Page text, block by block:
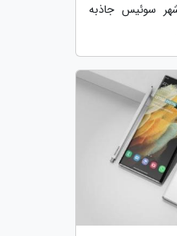
سوئیس جاذبه